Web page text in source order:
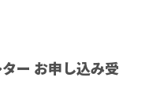
ー お申し込み受